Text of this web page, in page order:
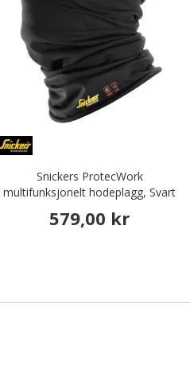
Snickers ProtecWork
multifunksjonelt hodeplagg, Svart
579,00 kr